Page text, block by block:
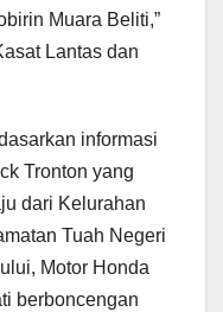
Muara Beliti,”
Lantas dan
informasi
Tronton yang
dari Kelurahan
Tuah Negeri
Motor Honda
berboncengan